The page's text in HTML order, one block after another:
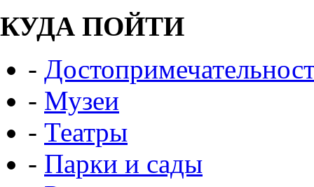
КУДА ПОЙТИ
-
- Музеи
- Театры
- Парки и сады